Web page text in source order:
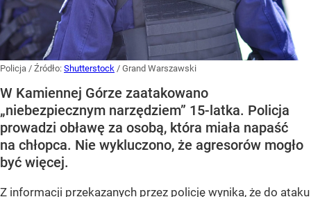
Policja / Źródło: Shutterstock / Grand Warszawski
W Kamiennej Górze zaatakowano
„niebezpiecznym narzędziem” 15-latka. Policja
prowadzi obławę za osobą, która miała napaść
na chłopca. Nie wykluczono, że agresorów mogło
być więcej.
Z informacji przekazanych przez policję wynika, że do ataku